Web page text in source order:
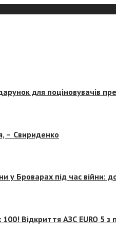
для поціновувачів
– Свириденко
у Броварах під час війни:
Відкриття АЗС EURO 5